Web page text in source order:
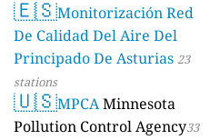
🇪🇸Monitorización Red
De Calidad Del Aire Del
Principado De Asturias 23
stations
🇺🇸MPCAMinnesota
Pollution Control Agency33